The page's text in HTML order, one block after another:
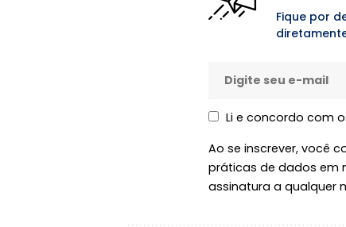
Fique por
Li e concordo com
Ao se inscrever, você
práticas de dados em
assinatura a qualquer